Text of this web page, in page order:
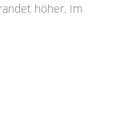
höher. Im